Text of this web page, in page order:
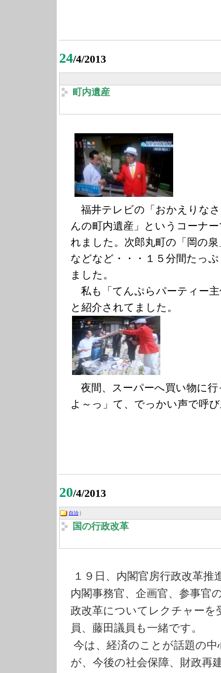
24/4/2013
町内遺産
福井テレビの「おかえりな
んの町内遺産」というコーナ
れました。次郎丸町の「岡の
などなど・・・１５分間たっ
ました。
私も「てんぷらパーティー
と紹介されてました。
夜間、スーパーへ買い物に行
よ～っ」て、でっかい声で呼
20/4/2013
自治 |
国の行政改革
１９日、内閣官房行政改革推
内閣事務官、企画官、参事官
政改革についてレクチャーを
員 、藤田議員も一緒です。
今は、経済のことが話題の
が、今後の社会保障、財政再